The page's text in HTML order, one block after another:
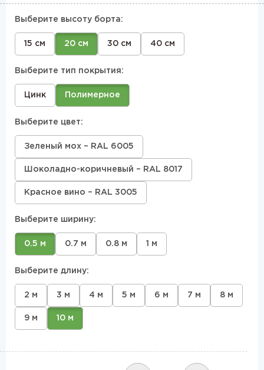
Выберите высоту борта:
15 см 20 см 30 см 40 см
Выберите тип покрытия:
Цинк Полимерное
Выберите цвет:
Зеленый мох – RAL 6005
Шоколадно-коричневый – RAL 8017
Красное вино – RAL 3005
Выберите ширину:
0.5 м 0.7 м 0.8 м 1 м
Выберите длину:
2 м 3 м 4 м 5 м 6 м 7 м 8 м
9 м 10 м